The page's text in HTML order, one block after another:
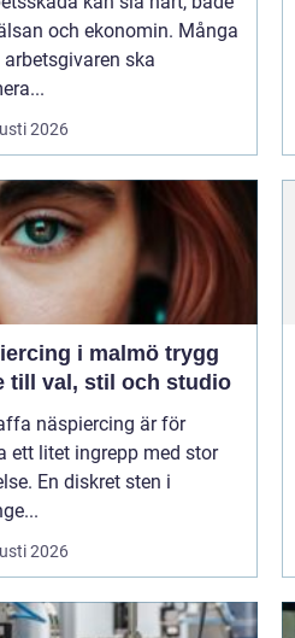
och ekonomin. Många
ska
2026
i malmö trygg
till val, stil och studio
näspiercing är för
ett litet ingrepp med stor
En diskret sten i
2026